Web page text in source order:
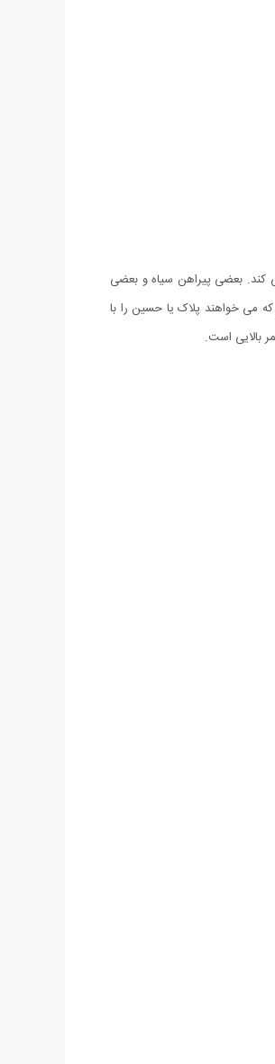
کند. بعضی پیراهن سیاه و بعضی
می خواهند پلاک یا حسین را با
بالایی است.